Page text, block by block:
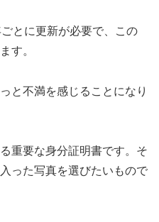
とに更新が必要で、この
す。
と不満を感じることになり
重要な身分証明書です。そ
った写真を選びたいもので